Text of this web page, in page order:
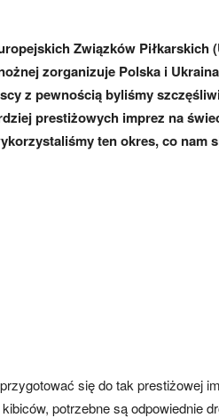
Związków Piłkarskich
zorganizuje Polska i
z pewnością byliśmy
prestiżowych imprez na
ten okres, co nam
się do tak prestiżowej
potrzebne są odpowiednie